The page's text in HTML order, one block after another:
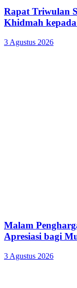
Rapat Triwulan
Khidmah
3 Agustus 2026
Malam
Apresiasi bagi
3 Agustus 2026